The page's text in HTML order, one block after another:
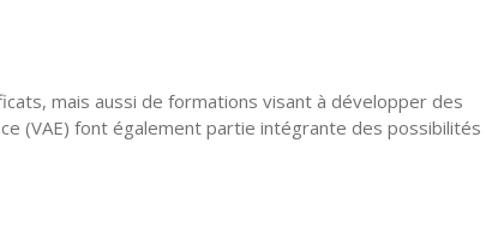
mais aussi de formations visant à développer des
(VAE) font également partie intégrante des possibilités